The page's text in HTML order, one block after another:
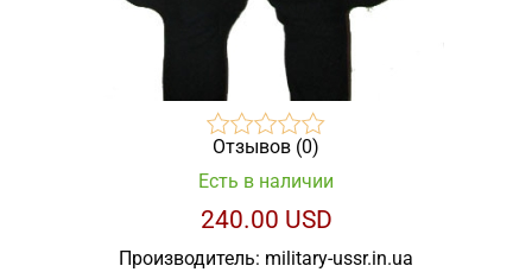
Отзывов (0)
Есть в наличии
240.00 USD
Производитель: military-ussr.in.ua